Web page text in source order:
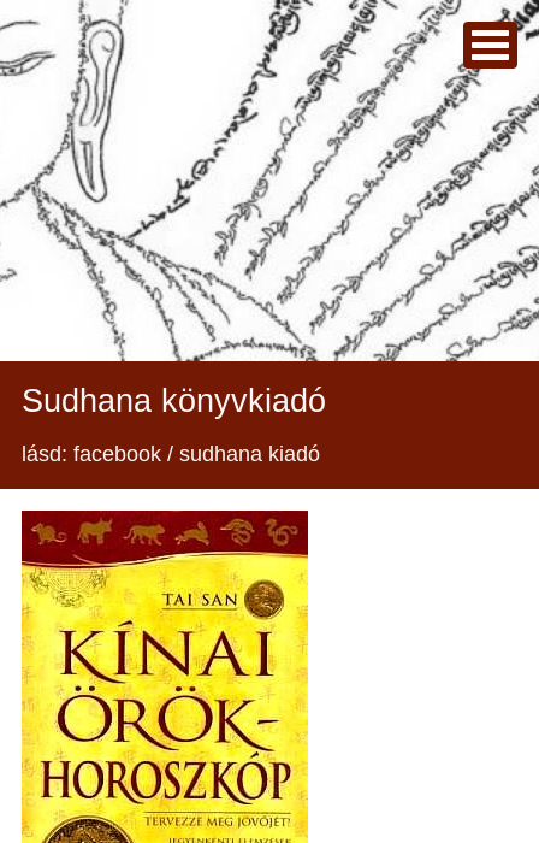
Sudhana könyvkiadó
lásd: facebook / sudhana kiadó